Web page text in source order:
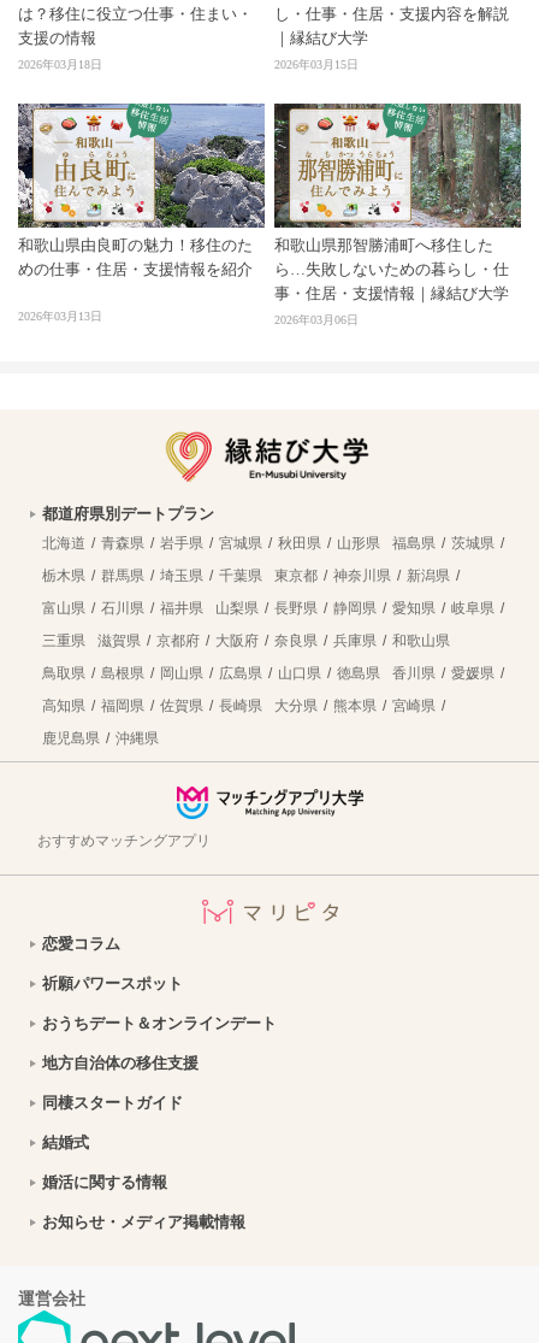
は？移住に役立つ仕事・住まい・
支援の情報
2026年03月18日
し・仕事・住居・支援内容を解説
｜縁結び大学
2026年03月15日
和歌山県由良町の魅力！移住のた
めの仕事・住居・支援情報を紹介
2026年03月13日
和歌山県那智勝浦町へ移住した
ら…失敗しないための暮らし・仕
事・住居・支援情報｜縁結び大学
2026年03月06日
都道府県別デートプラン
北海道 青森県 岩手県 宮城県 秋田県 山形県 福島県
茨城県
栃木県
群馬県 埼玉県 千葉県 東京都 神奈川県
新潟県
富山県
石川県 福井県 山梨県 長野県 静岡県 愛知県
岐阜県
三重県
滋賀県 京都府 大阪府 奈良県 兵庫県
和歌山県
鳥取県
島根県 岡山県 広島県 山口県 徳島県 香川県
愛媛県
高知県
福岡県 佐賀県 長崎県 大分県 熊本県
宮崎県
鹿児島県
沖縄県
おすすめマッチングアプリ
恋愛コラム
祈願パワースポット
おうちデート＆オンラインデート
地方自治体の移住支援
同棲スタートガイド
結婚式
婚活に関する情報
お知らせ・メディア掲載情報
運営会社